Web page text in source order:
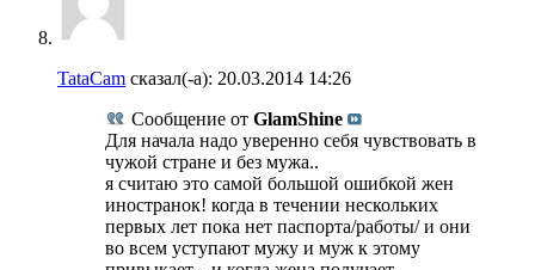
TataCam сказал(-а): 20.03.2014 14:26
Сообщение от GlamShine
Для начала надо уверенно себя чувствовать в
чужой стране и без мужа..
я считаю это самой большой ошибкой жен
иностранок! когда в течении нескольких
первых лет пока нет паспорта/работы/ и они
во всем уступают мужу и муж к этому